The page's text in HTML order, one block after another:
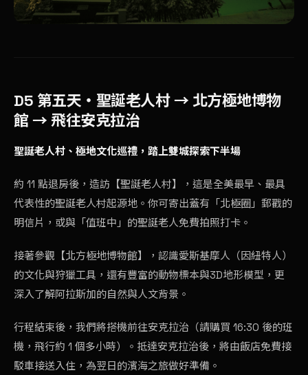
D5 第五天・ 聖誕老人村→ 北方極地博物
館 → 飛往安克拉治
聖誕老人村、極地文化巡禮，踏上雙城探索下半場
約 11 點退房後，造訪【聖誕老人村】，這是全美最早、最具
代表性的聖誕老人村起源地。你可寄出蓋有「北極圈」郵戳的
明信片，或與「值班中」的聖誕老人免費拍照打卡。
接著參觀【北方極地博物館】，認識愛斯基摩人（因紐特人）
的文化與狩獵工具，還有豐富的動物標本與3D地形模型，更
深入了解阿拉斯加的自然與人文背景。
行程結束後，我們將搭機前往安克拉治（請購買 16:30 後的班
機，飛行約 1 個多小時）。抵達安克拉治後，將由飯店免費接
駁車接送入住，為翌日的濱海之旅做好準備。